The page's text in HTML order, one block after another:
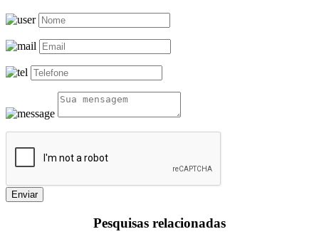
Enviar
Pesquisas relacionadas